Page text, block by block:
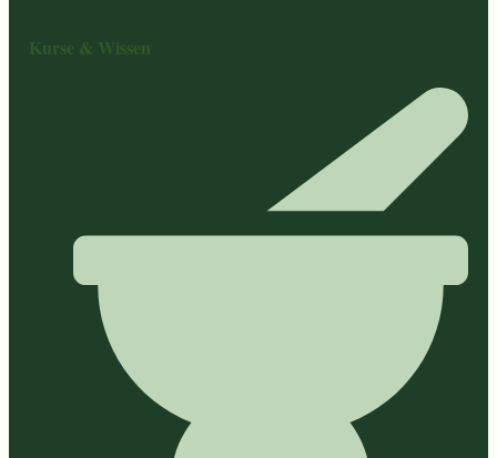
Kurse & Wissen